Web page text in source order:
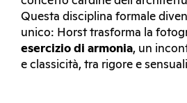
Questa disciplina formale
unico: Horst trasforma la
esercizio di armonia, un
e classicità, tra rigore e